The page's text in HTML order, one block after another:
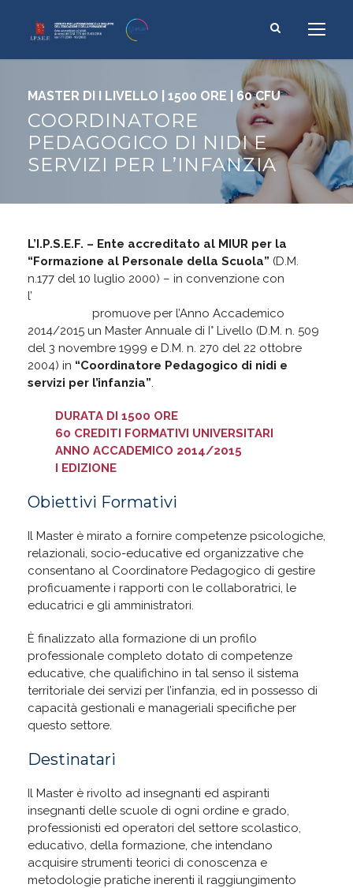
MASTER DI I LIVELLO | 1500 ORE | 60 CFU
COORDINATORE
PEDAGOGICO DI NIDI E
SERVIZI PER L’INFANZIA
L’I.P.S.E.F. – Ente accreditato al MIUR per la
“Formazione al Personale della Scuola” (D.M.
n.177 del 10 luglio 2000) – in convenzione con
l’
promuove per l’Anno Accademico
2014/2015 un Master Annuale di I° Livello (D.M. n. 509
del 3 novembre 1999 e D.M. n. 270 del 22 ottobre
2004) in “Coordinatore Pedagogico di nidi e
servizi per l’infanzia”.
DURATA DI 1500 ORE
60 CREDITI FORMATIVI UNIVERSITARI
ANNO ACCADEMICO 2014/2015
I EDIZIONE
Obiettivi Formativi
Il Master è mirato a fornire competenze psicologiche,
relazionali, socio-educative ed organizzative che
consentano al Coordinatore Pedagogico di gestire
proficuamente i rapporti con le collaboratrici, le
educatrici e gli amministratori.
È finalizzato alla formazione di un profilo
professionale completo dotato di competenze
educative, che qualifichino in tal senso il sistema
territoriale dei servizi per l’infanzia, ed in possesso di
capacità gestionali e manageriali specifiche per
questo settore.
Destinatari
Il Master è rivolto ad insegnanti ed aspiranti
insegnanti delle scuole di ogni ordine e grado,
professionisti ed operatori del settore scolastico,
educativo, della formazione, che intendano
acquisire strumenti teorici di conoscenza e
metodologie pratiche inerenti il raggiungimento